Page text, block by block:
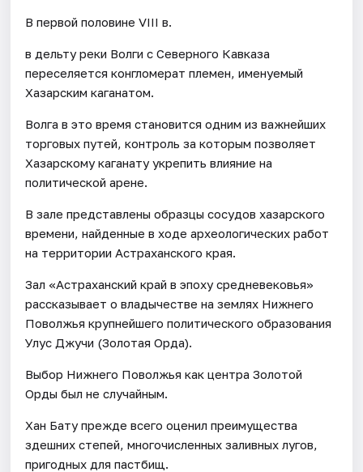
В первой половине VIII в.
в дельту реки Волги с Северного Кавказа
переселяется конгломерат племен, именуемый
Хазарским каганатом.
Волга в это время становится одним из важнейших
торговых путей, контроль за которым позволяет
Хазарскому каганату укрепить влияние на
политической арене.
В зале представлены образцы сосудов хазарского
времени, найденные в ходе археологических работ
на территории Астраханского края.
Зал «Астраханский край в эпоху средневековья»
рассказывает о владычестве на землях Нижнего
Поволжья крупнейшего политического образования
Улус Джучи (Золотая Орда).
Выбор Нижнего Поволжья как центра Золотой
Орды был не случайным.
Хан Бату прежде всего оценил преимущества
здешних степей, многочисленных заливных лугов,
пригодных для пастбищ.